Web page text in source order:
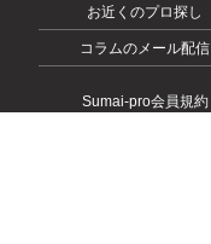
お近くのプロ探し
コラムのメール配信
Sumai-pro会員規約